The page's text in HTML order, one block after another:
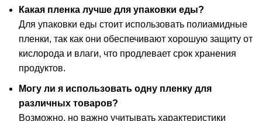
Какая пленка лучше для упаковки еды?
Для упаковки еды стоит использовать полиамидные
пленки, так как они обеспечивают хорошую защиту от
кислорода и влаги, что продлевает срок хранения
продуктов.
Могу ли я использовать одну пленку для
различных товаров?
Возможно, но важно учитывать характеристики